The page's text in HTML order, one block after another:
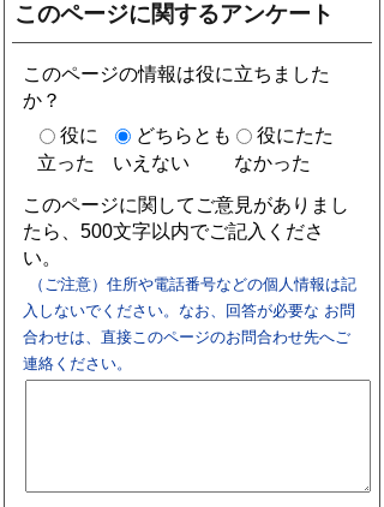
このページに関するアンケート
このページの情報は役に立ちました
か？
役に
立った
どちらとも
いえない
役にたた
なかった
このページに関してご意見がありまし
たら、500文字以内でご記入くださ
い。
（ご注意）住所や電話番号などの個人情報は記
入しないでください。なお、回答が必要な お問
合わせは、直接このページのお問合わせ先へご
連絡ください。